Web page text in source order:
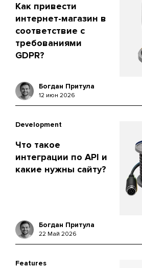
Как привести
интернет-магазин в
соответствие с
требованиями
GDPR?
Богдан Притула
12 июн 2026
Development
Что такое
интеграции по API и
какие нужны сайту?
Богдан Притула
22 Май 2026
Features